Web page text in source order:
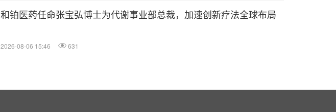
和铂医药任命张宝弘博士为代谢事业部总裁，加速创新疗法全球布局
2026-08-06 15:46 631